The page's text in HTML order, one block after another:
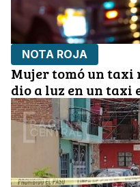
NOTA ROJA
Mujer tomó un taxi
dio a luz en un taxi